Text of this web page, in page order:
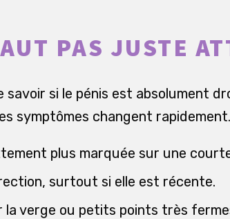
PAS JUSTE
savoir si le pénis est absolument
symptômes changent rapidement.
plus marquée sur une
surtout si elle est récente.
la verge ou petits points très